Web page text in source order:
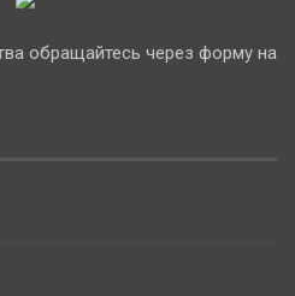
обращайтесь через форму на